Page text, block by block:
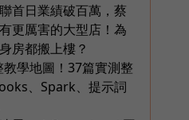
首日業績破百萬，蔡
更厲害的大型店！為
房都搬上樓？
學地圖！37篇實測整
、Spark、提示詞